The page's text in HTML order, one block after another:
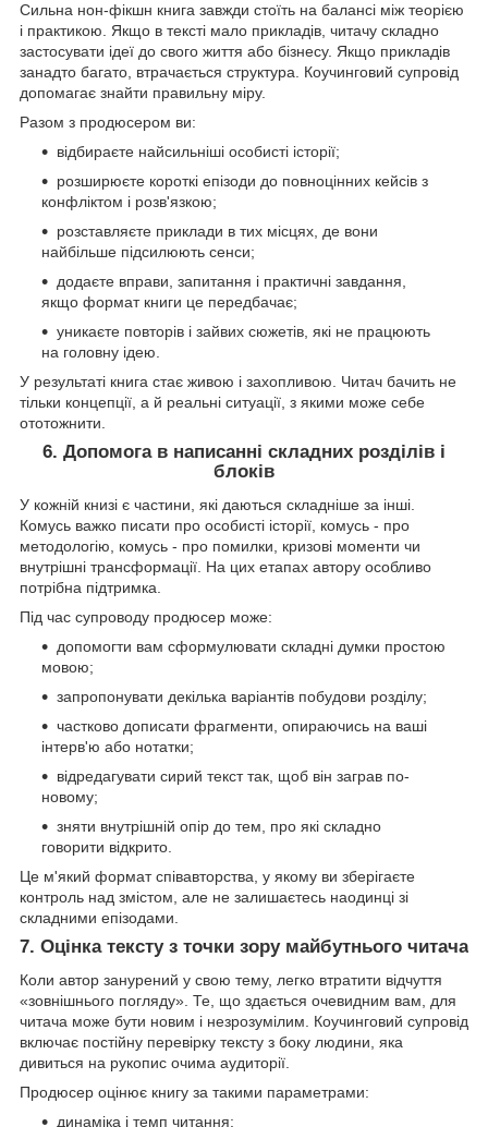
Сильна нон-фікшн книга завжди стоїть на балансі між теорією
і практикою. Якщо в тексті мало прикладів, читачу складно
застосувати ідеї до свого життя або бізнесу. Якщо прикладів
занадто багато, втрачається структура. Коучинговий супровід
допомагає знайти правильну міру.
Разом з продюсером ви:
відбираєте найсильніші особисті історії;
розширюєте короткі епізоди до повноцінних кейсів з
конфліктом і розв'язкою;
розставляєте приклади в тих місцях, де вони
найбільше підсилюють сенси;
додаєте вправи, запитання і практичні завдання,
якщо формат книги це передбачає;
уникаєте повторів і зайвих сюжетів, які не працюють
на головну ідею.
У результаті книга стає живою і захопливою. Читач бачить не
тільки концепції, а й реальні ситуації, з якими може себе
ототожнити.
6. Допомога в написанні складних розділів і
блоків
У кожній книзі є частини, які даються складніше за інші.
Комусь важко писати про особисті історії, комусь - про
методологію, комусь - про помилки, кризові моменти чи
внутрішні трансформації. На цих етапах автору особливо
потрібна підтримка.
Під час супроводу продюсер може:
допомогти вам сформулювати складні думки простою
мовою;
запропонувати декілька варіантів побудови розділу;
частково дописати фрагменти, опираючись на ваші
інтерв'ю або нотатки;
відредагувати сирий текст так, щоб він заграв по-
новому;
зняти внутрішній опір до тем, про які складно
говорити відкрито.
Це м'який формат співавторства, у якому ви зберігаєте
контроль над змістом, але не залишаєтесь наодинці зі
складними епізодами.
7. Оцінка тексту з точки зору майбутнього читача
Коли автор занурений у свою тему, легко втратити відчуття
«зовнішнього погляду». Те, що здається очевидним вам, для
читача може бути новим і незрозумілим. Коучинговий супровід
включає постійну перевірку тексту з боку людини, яка
дивиться на рукопис очима аудиторії.
Продюсер оцінює книгу за такими параметрами:
динаміка і темп читання;